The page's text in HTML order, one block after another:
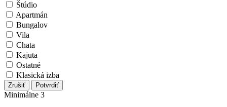
Štúdio
Apartmán
Bungalov
Vila
Chata
Kajuta
Ostatné
Klasická izba
Zrušiť Potvrdiť
Minimálne 3